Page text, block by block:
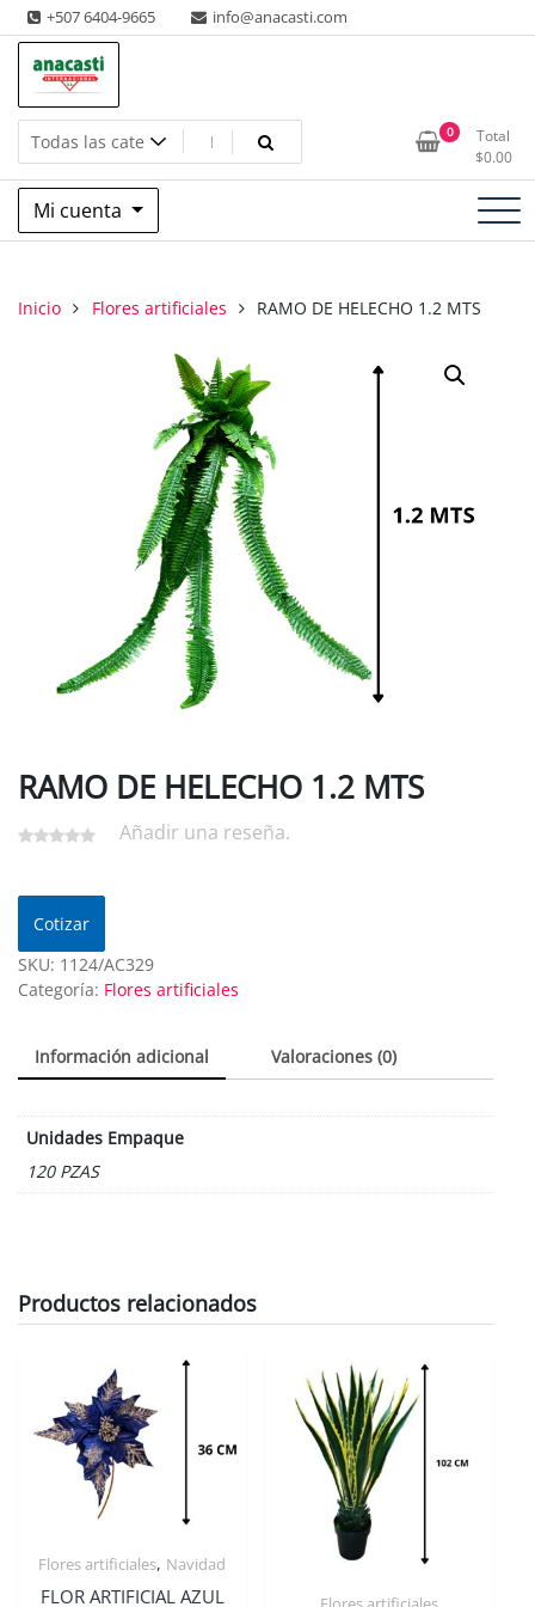
Saltar
al
contenido
+507 6404-9665 info@anacasti.com
Anacasti Internacional SA
Ventas de productos al por mayor de flores y plantas. juguetes,
navidad, religioso y adornos
0
Total
$0.00
Mi cuenta
Inicio Flores artificiales RAMO DE HELECHO 1.2 MTS
RAMO DE HELECHO 1.2 MTS
Añadir una reseña.
Cotizar
SKU: 1124/AC329
Categoría: Flores artificiales
Información adicional Valoraciones (0)
Unidades Empaque
120 PZAS
Productos relacionados
Flores artificiales, Navidad
FLOR ARTIFICIAL AZUL